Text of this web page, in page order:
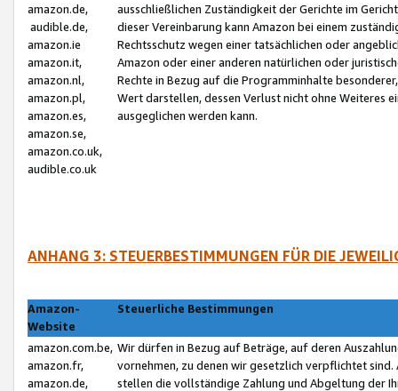
amazon.de,
audible.de,
amazon.ie
amazon.it,
amazon.nl,
amazon.pl,
amazon.es,
amazon.se,
amazon.co.uk,
audible.co.uk
ausschließlichen Zuständigkeit der Gerichte im
dieser Vereinbarung kann Amazon bei einem
Rechtsschutz wegen einer tatsächlichen oder
Amazon oder einer anderen natürlichen oder
Rechte in Bezug auf die Programminhalte
Wert darstellen, dessen Verlust nicht ohne Weiteres
ausgeglichen werden kann.
ANHANG 3: STEUERBESTIMMUNGEN FÜR DIE
Amazon-
Website
Steuerliche Bestimmungen
amazon.com.be,
amazon.fr,
amazon.de,
Wir dürfen in Bezug auf Beträge, auf deren
vornehmen, zu denen wir gesetzlich verpflichtet
stellen die vollständige Zahlung und Abgeltung der